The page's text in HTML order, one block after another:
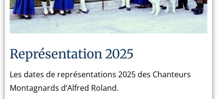
Représentation 2025
Les dates de représentations 2025 des Chanteurs
Montagnards d’Alfred Roland.